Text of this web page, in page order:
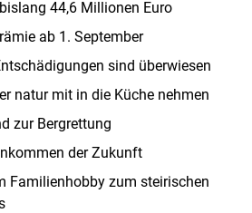
44,6 Millionen Euro
ab 1. September
sind überwiesen
natur mit in die Küche nehmen
zur Bergrettung
der Zukunft
Familienhobby zum steirischen